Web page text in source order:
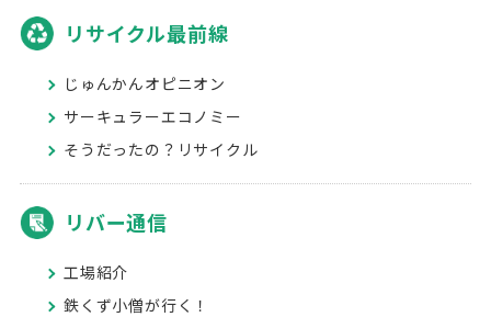
リサイクル最前線
じゅんかんオピニオン
サーキュラーエコノミー
そうだったの？リサイクル
リバー通信
工場紹介
鉄くず小僧が行く！